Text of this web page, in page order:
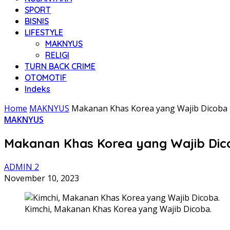
SPORT
BISNIS
LIFESTYLE
MAKNYUS
RELIGI
TURN BACK CRIME
OTOMOTIF
Indeks
Home MAKNYUS Makanan Khas Korea yang Wajib Dicoba
MAKNYUS
Makanan Khas Korea yang Wajib
ADMIN 2
November 10, 2023
Kimchi, Makanan Khas Korea yang Wajib Dicoba.